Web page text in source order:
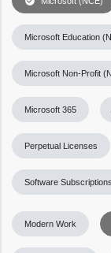
Modern Work
Microsoft Education
Microsoft Non-Profit
Microsoft 365
Perpetual Licenses
Software Subscriptions